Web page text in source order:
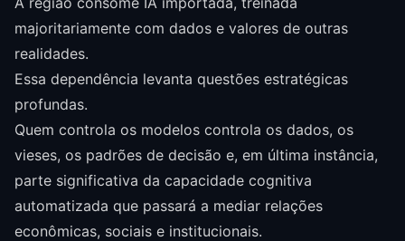
majoritariamente com dados e valores de outras
realidades.
Essa dependência levanta questões estratégicas
profundas.
Quem controla os modelos controla os dados, os
vieses, os padrões de decisão e, em última instância,
parte significativa da capacidade cognitiva
automatizada que passará a mediar relações
econômicas, sociais e institucionais.